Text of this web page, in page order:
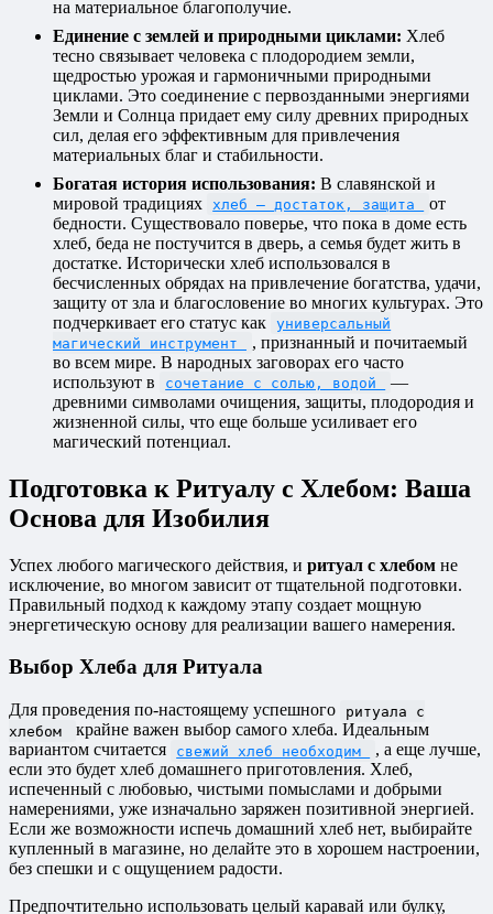
на материальное благополучие.
Единение с землей и природными циклами: Хлеб
тесно связывает человека с плодородием земли,
щедростью урожая и гармоничными природными
циклами. Это соединение с первозданными энергиями
Земли и Солнца придает ему силу древних природных
сил, делая его эффективным для привлечения
материальных благ и стабильности.
Богатая история использования: В славянской и
мировой традициях
хлеб — достаток, защита
от
бедности. Существовало поверье, что пока в доме есть
хлеб, беда не постучится в дверь, а семья будет жить в
достатке. Исторически хлеб использовался в
бесчисленных обрядах на привлечение богатства, удачи,
защиту от зла и благословение во многих культурах. Это
подчеркивает его статус как
универсальный
магический инструмент
, признанный и почитаемый
во всем мире. В народных заговорах его часто
используют в
сочетание с солью, водой
—
древними символами очищения, защиты, плодородия и
жизненной силы, что еще больше усиливает его
магический потенциал.
Подготовка к Ритуалу с Хлебом: Ваша
Основа для Изобилия
Успех любого магического действия, и ритуал с хлебом не
исключение, во многом зависит от тщательной подготовки.
Правильный подход к каждому этапу создает мощную
энергетическую основу для реализации вашего намерения.
Выбор Хлеба для Ритуала
Для проведения по-настоящему успешного
ритуала с
хлебом
крайне важен выбор самого хлеба. Идеальным
вариантом считается
свежий хлеб необходим
, а еще лучше,
если это будет хлеб домашнего приготовления. Хлеб,
испеченный с любовью, чистыми помыслами и добрыми
намерениями, уже изначально заряжен позитивной энергией.
Если же возможности испечь домашний хлеб нет, выбирайте
купленный в магазине, но делайте это в хорошем настроении,
без спешки и с ощущением радости.
Предпочтительно использовать целый каравай или булку,